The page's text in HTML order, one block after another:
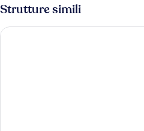
multipli
Strutture simili
Hotel Vinifera Wine & Spa